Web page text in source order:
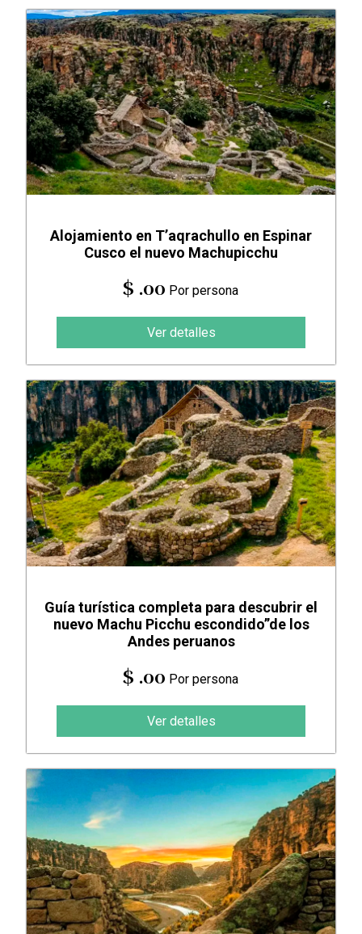
Alojamiento en T’aqrachullo en Espinar
Cusco el nuevo Machupicchu
$ .00 Por persona
Ver detalles
Guía turística completa para descubrir el
nuevo Machu Picchu escondido”de los
Andes peruanos
$ .00 Por persona
Ver detalles